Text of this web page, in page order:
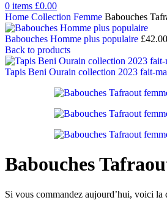
0 items £0.00
Home Collection Femme Babouches
Babouches Homme plus populaire £42.00
Back to products
Tapis Beni Ourain collection 2023 fait-
Babouches
Si vous commandez aujourd’hui, voici